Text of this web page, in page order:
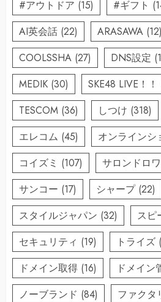
#アウトドア (15) #ギフト
AI英会話 (22) ARASAWA (12)
COOLSSHA (27) DNS設定
MEDIK (30) SKE48 LIVE！
TESCOM (36) しつけ (318)
エレコム (45) オンラインシ
コイズミ (107) サロンドロ
サンコー (17) シャープ(22)
スタイルジャパン (32) スピ
セキュリティ (19) トライズ
ドメイン取得 (16) ドメイン
ノーブランド (84) ファクタ